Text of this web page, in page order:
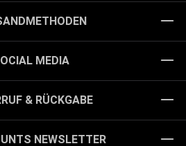
MEDIA
& RÜCKGABE
NEWSLETTER